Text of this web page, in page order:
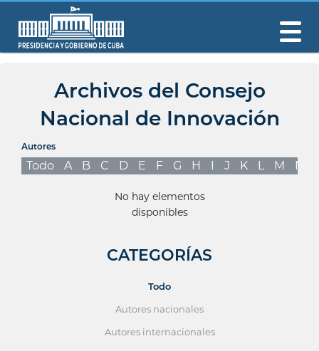
Archivos del Consejo
Nacional de Innovación
Autores
Todo A B C D E F G H I J K L M N
No hay elementos
disponibles
CATEGORÍAS
Todo
Autores nacionales
Autores internacionales